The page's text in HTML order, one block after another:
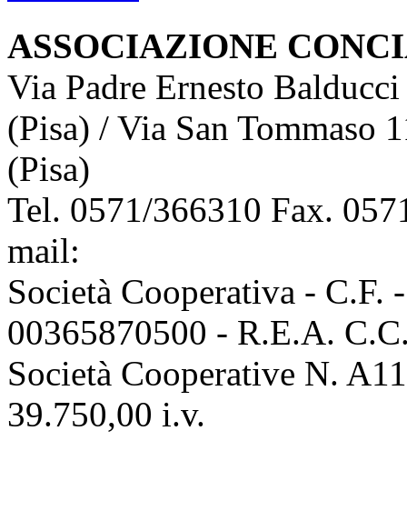
ASSOCIAZIONE
Via Padre Ernesto
(Pisa) / Via San Tommaso
(Pisa)
Tel. 0571/366310 Fax.
mail:
Società Cooperativa - C.F.
00365870500 - R.E.A.
Società Cooperative N.
39.750,00 i.v.